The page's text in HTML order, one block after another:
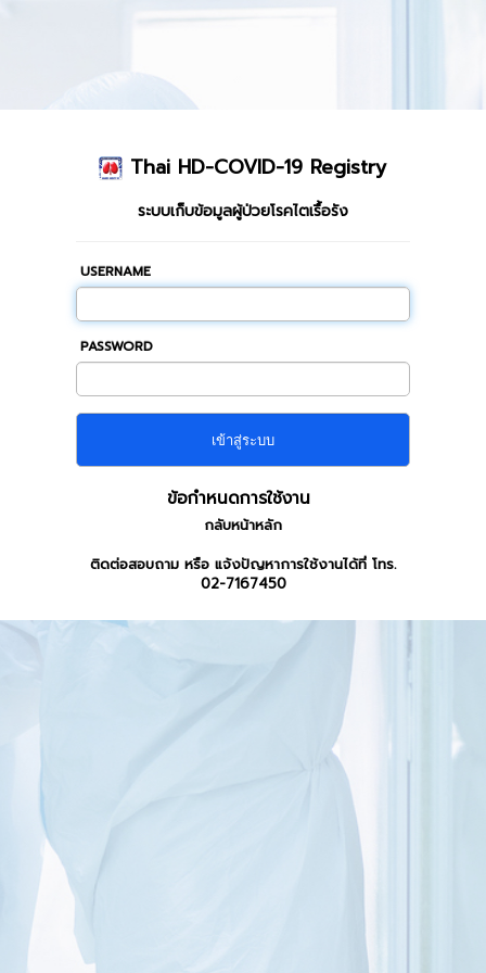
Thai HD-COVID-19 Registry
ระบบเก็บข้อมูลผู้ป่วยโรคไตเรื้อรัง
USERNAME
PASSWORD
ข้อกำหนดการใช้งาน
กลับหน้าหลัก
ติดต่อสอบถาม หรือ แจ้งปัญหาการใช้งานได้ที่ โทร.
02-7167450